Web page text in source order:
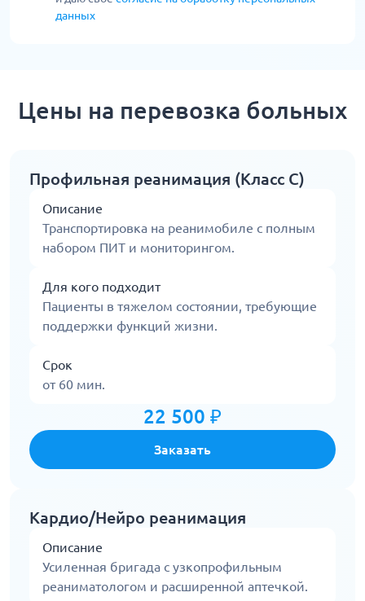
данных
Цены на перевозка больных
Профильная реанимация (Класс С)
Описание
Транспортировка на реанимобиле с полным
набором ПИТ и мониторингом.
Для кого подходит
Пациенты в тяжелом состоянии, требующие
поддержки функций жизни.
Срок
от 60 мин.
22 500 ₽
Заказать
Кардио/Нейро реанимация
Описание
Усиленная бригада с узкопрофильным
реаниматологом и расширенной аптечкой.